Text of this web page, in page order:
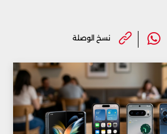
نسخ الوصلة